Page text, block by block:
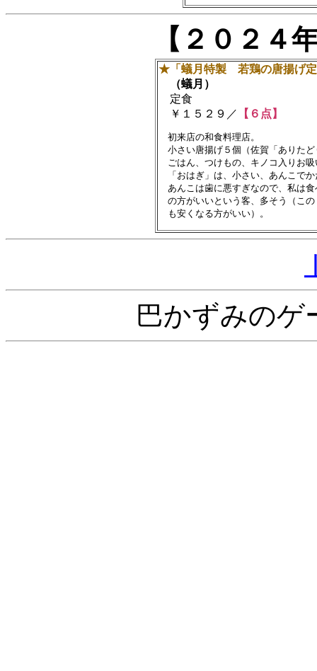
【２０２
★「蟻月特製 若鶏の唐揚げ
（蟻月）
定食
￥１５２９／ 【６点】
初来店の和食料理店。
小さい唐揚げ５個（佐賀「ありた
ごはん、つけもの、キノコ入りお
「おはぎ」は、小さい、あんこで
あんこは歯に悪すぎなので、私は
の方がいいという客、多そう（こ
巴かずみのゲ